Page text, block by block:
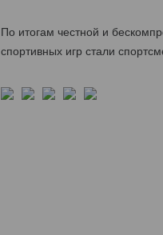
По итогам честной и
спортивных игр стали